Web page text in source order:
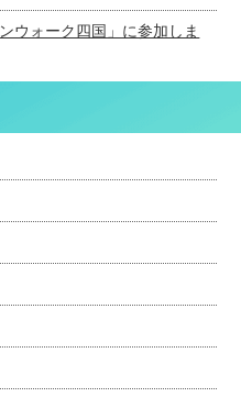
ウォーク四国」に参加しま